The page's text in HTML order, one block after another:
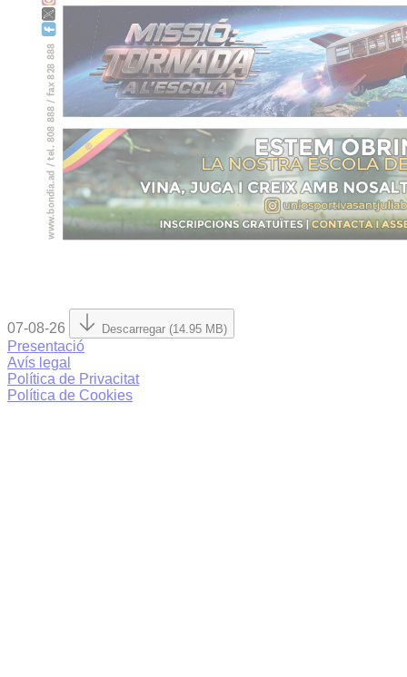
07-08-26 Descarregar (14.95 MB)
Presentació
Avís legal
Política de Privacitat
Política de Cookies